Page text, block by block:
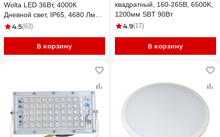
Wolta LED 36Вт, 4000К
Дневной свет, IP65, 4680 Лм
WPL36-4K120-01
4.5(63)
В корзину
квадратный, 160-265В, 6500K,
1200мм SBT 90Вт
4.9(17)
В корзину